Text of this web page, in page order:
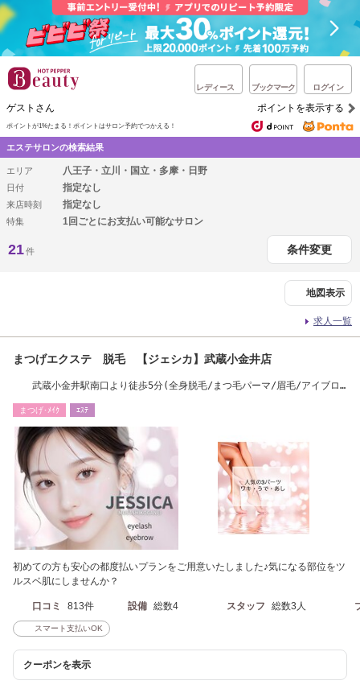
レディース ブックマーク ログイン
ゲストさん ポイントを表示する
ポイントが1%たまる！ ポイントはサロン予約でつかえる！
エステサロンの検索結果
エリア 八王子・立川・国立・多摩・日野
日付 指定なし
来店時刻 指定なし
特集 1回ごとにお支払い可能なサロン
21件 条件変更
地図表示
求人一覧
まつげエクステ 脱毛 【ジェシカ】武蔵小金井店
武蔵小金井駅南口より徒歩5分(全身脱毛/まつ毛パーマ/眉毛/アイブロ
まつげ･ﾒｲｸ ｴｽﾃ
初めての方も安心の都度払いプランをご用意いたしました♪気になる部位をツ
ルスベ肌にしませんか？
口コミ 813件 設備 総数4 スタッフ 総数3人
スマート支払いOK
クーポンを表示